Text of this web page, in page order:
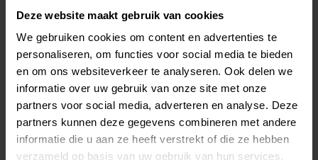
Deze website maakt gebruik van cookies
We gebruiken cookies om content en advertenties te
personaliseren, om functies voor social media te bieden
en om ons websiteverkeer te analyseren. Ook delen we
informatie over uw gebruik van onze site met onze
partners voor social media, adverteren en analyse. Deze
partners kunnen deze gegevens combineren met andere
informatie die u aan ze heeft verstrekt of die ze hebben
verzameld op basis van uw gebruik van hun services.
Woonoppervlak
118 m2
Perceel
150 m2
Verkoopdatum
29 juni 2026
Verkoopprijs
Koopsom opvragen